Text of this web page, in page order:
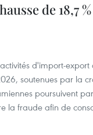
de 18,7
d'import-export
soutenues par la
poursuivent
la fraude afin de